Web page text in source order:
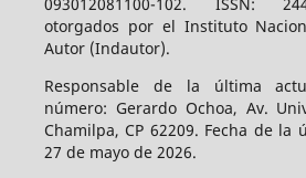
093012081100-102. ISSN:
otorgados por el Instituto
Autor (Indautor).
Responsable de la última
número: Gerardo Ochoa, Av.
Chamilpa, CP 62209. Fecha de la
27 de mayo de 2026.